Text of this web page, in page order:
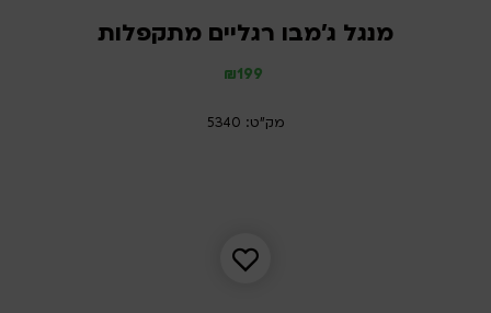
מנגל ג’מבו רגליים מתקפלות
199
₪
מק"ט: 5340